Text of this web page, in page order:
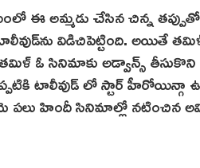
ఈ అమ్మడు చేసిన చిన్న
విడిచిపెట్టింది. అయితే
తమిళ్ ఓ సినిమాకు అడ్వాన్స్
టాలీవుడ్ లో స్టార్ హీరోయిన్గా
ప‌లు హిందీ సినిమాల్లో